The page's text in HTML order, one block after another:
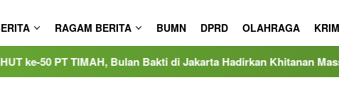
RAGAM BERITA BUMN DPRD OLAHRAGA
Bulan Bakti di Jakarta Hadirkan Khitanan Massal, Donor Darah,